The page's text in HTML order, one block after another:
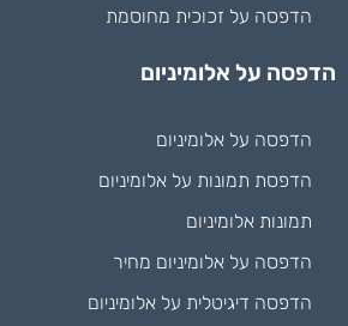
הדפסה על זכוכית מחוסמת
הדפסה על אלומיניום
הדפסה על אלומיניום
הדפסת תמונות על אלומיניום
תמונות אלומיניום
הדפסה על אלומיניום מחיר
הדפסה דיגיטלית על אלומיניום